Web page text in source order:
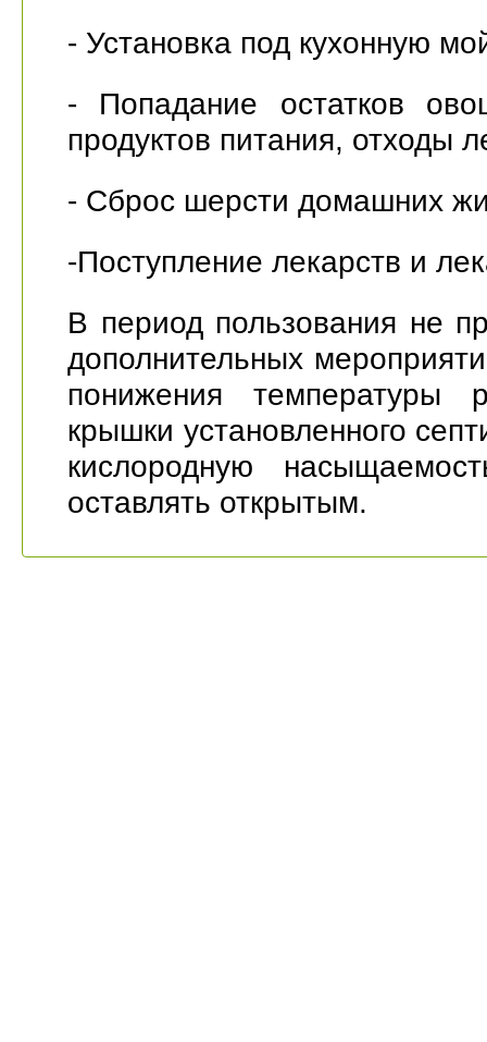
- Установка под кухонную
- Попадание остатков
продуктов питания, отходы
- Сброс шерсти домашних
-Поступление лекарств и
В период пользования не
дополнительных
понижения температуры
крышки установленного
кислородную
оставлять открытым.